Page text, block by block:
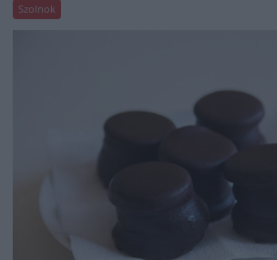
Szolnok